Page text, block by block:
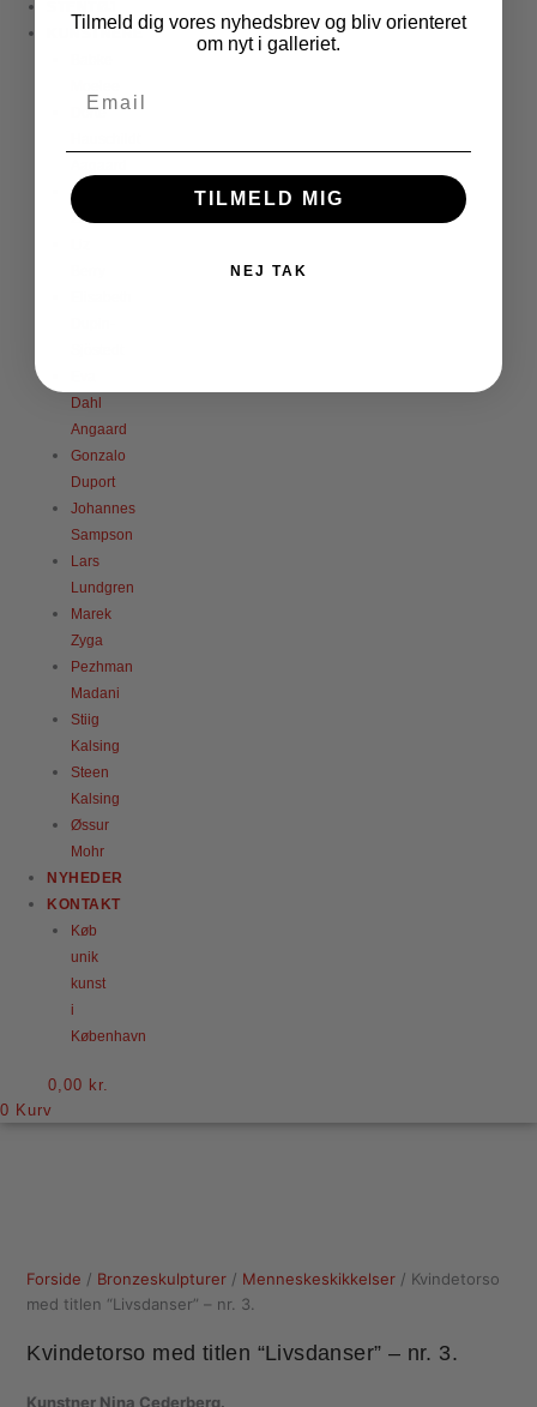
KUNSTNERE
Dorte
Dariusz
Zielinski
Dahl
Angaard
Gonzalo
Duport
Johannes
Sampson
Lars
Lundgren
Marek
Zyga
Pezhman
Madani
Stiig
Kalsing
Steen
Kalsing
Øssur
Mohr
NYHEDER
KONTAKT
Køb
unik
kunst
i
København
0,00 kr.
0 Kurv
Forside / Bronzeskulpturer / Menneskeskikkelser / Kvindetorso
med titlen “Livsdanser” – nr. 3.
Kvindetorso med titlen “Livsdanser” – nr. 3.
Kunstner Nina Cederberg.
Tilmeld dig vores nyhedsbrev og bliv orienteret
om nyt i galleriet.
TILMELD MIG
NEJ TAK